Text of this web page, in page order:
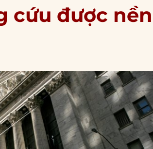
cứu được nền